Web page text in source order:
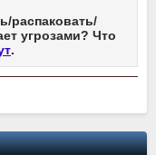
распаковать/
угрозами? Что
.